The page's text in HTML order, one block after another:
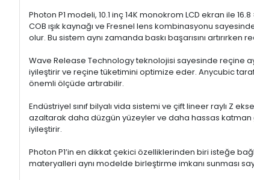
Photon P1 modeli, 10.1 inç 14K monokrom LCD ekran ile
COB ışık kaynağı ve Fresnel lens kombinasyonu
olur. Bu sistem aynı zamanda baskı başarısını
Wave Release Technology teknolojisi sayesinde reçine
iyileştirir ve reçine tüketimini optimize eder. Anycubic
önemli ölçüde artırabilir.
Endüstriyel sınıf bilyalı vida sistemi ve çift lineer raylı Z
azaltarak daha düzgün yüzeyler ve daha hassas
iyileştirir.
Photon P1’in en dikkat çekici özelliklerinden biri isteğe
materyalleri aynı modelde birleştirme imkanı sunması